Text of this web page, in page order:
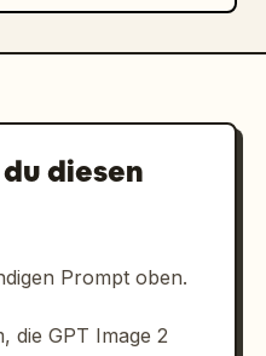
Fußzeile mit dünner
Raster und blaue
im unteren
dunkles,
unten links"},
Mitte mit
diesen
Prompt oben.
die GPT Image 2